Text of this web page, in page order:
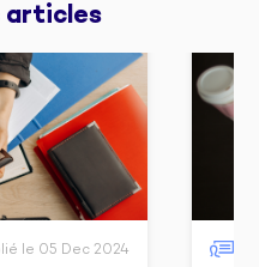
articles
le 05 Dec 2024